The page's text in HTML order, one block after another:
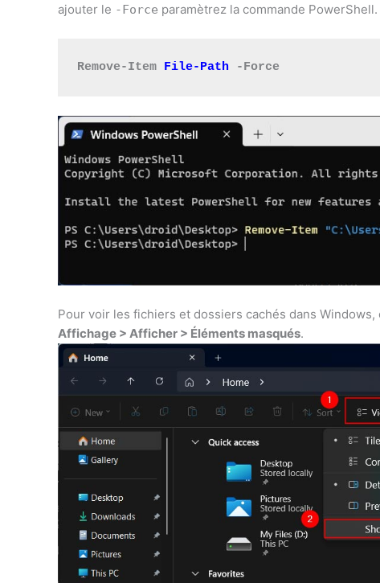
ajouter le -Force paramètrez la commande PowerShell.
Remove-Item File-Path -Force
Pour voir les fichiers et dossiers cachés dans Windows,
Affichage > Afficher > Éléments masqués.